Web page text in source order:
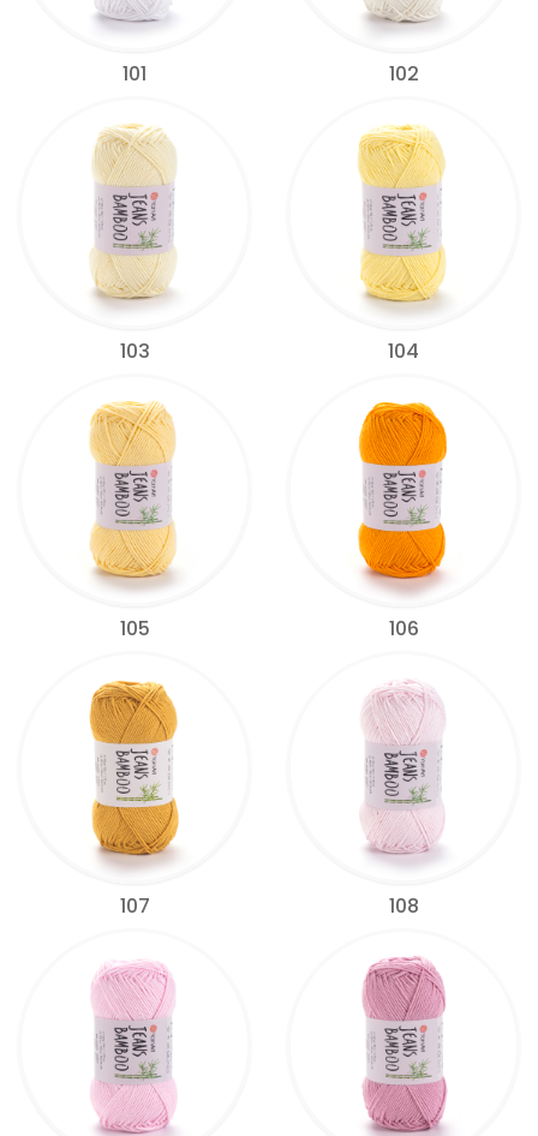
101 102
103 104
105 106
107 108